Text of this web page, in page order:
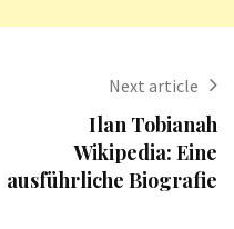
Next article
Ilan Tobianah
Wikipedia: Eine
ausführliche Biografie